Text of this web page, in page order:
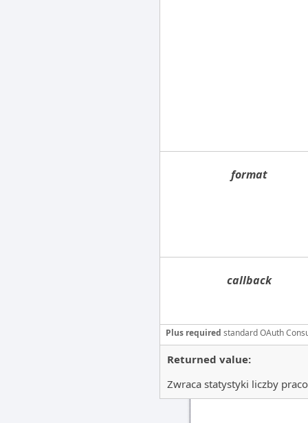
format
callback
Plus required standard OAuth
Returned value:
Zwraca statystyki liczby